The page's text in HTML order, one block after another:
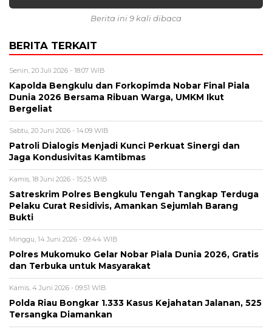
Berita ini 9 kali dibaca
BERITA TERKAIT
Senin, 20 Juli 2026 - 18:07 WIB
Kapolda Bengkulu dan Forkopimda Nobar Final Piala
Dunia 2026 Bersama Ribuan Warga, UMKM Ikut
Bergeliat
Sabtu, 20 Juni 2026 - 14:09 WIB
Patroli Dialogis Menjadi Kunci Perkuat Sinergi dan
Jaga Kondusivitas Kamtibmas
Kamis, 18 Juni 2026 - 15:25 WIB
Satreskrim Polres Bengkulu Tengah Tangkap Terduga
Pelaku Curat Residivis, Amankan Sejumlah Barang
Bukti
Minggu, 14 Juni 2026 - 09:44 WIB
Polres Mukomuko Gelar Nobar Piala Dunia 2026, Gratis
dan Terbuka untuk Masyarakat
Kamis, 4 Juni 2026 - 09:51 WIB
Polda Riau Bongkar 1.333 Kasus Kejahatan Jalanan, 525
Tersangka Diamankan